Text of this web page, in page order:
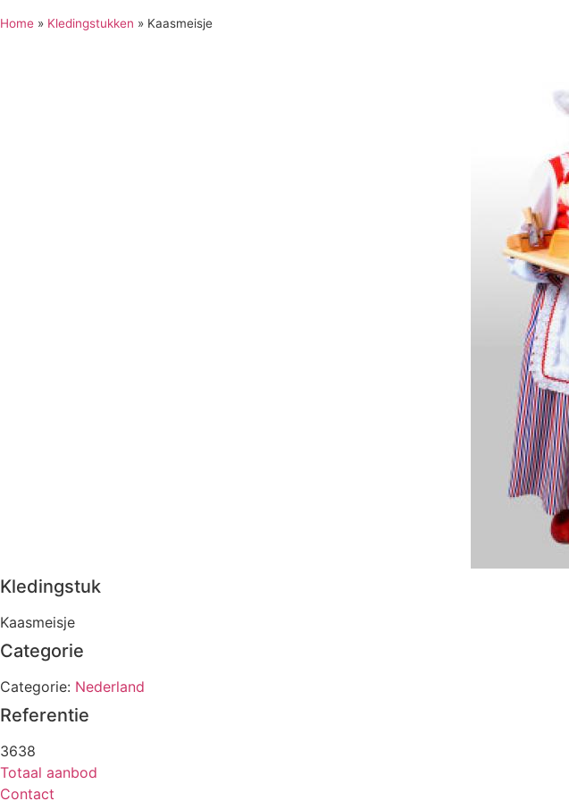
Home » Kledingstukken » Kaasmeisje
Kledingstuk
Kaasmeisje
Categorie
Categorie: Nederland
Referentie
3638
Totaal aanbod
Contact